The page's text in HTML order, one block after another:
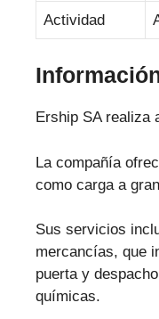
Actividad
Ership SA realiza
La compañía
como carga a
Sus servicios
mercancías, que
puerta y
químicas.